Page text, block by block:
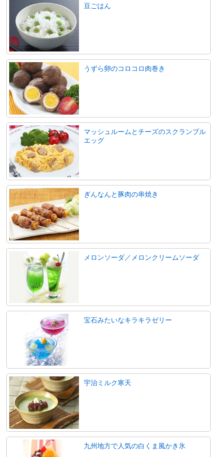
豆ごはん
うずら卵のコロコロ肉巻き
マッシュルームとチーズのスクランブル
エッグ
ぎんなんと豚肉の串焼き
メロンソーダ／メロンクリームソーダ
宝石みたいなキラキラゼリー
宇治ミルク寒天
九州地方で人気の白くま風かき氷